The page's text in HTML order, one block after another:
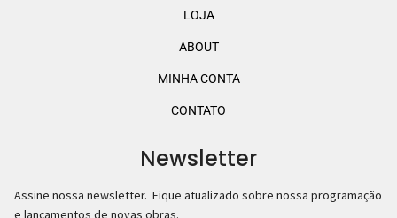
LOJA
ABOUT
MINHA CONTA
CONTATO
Newsletter
Assine nossa newsletter. Fique atualizado sobre nossa programação
e lançamentos de novas obras.